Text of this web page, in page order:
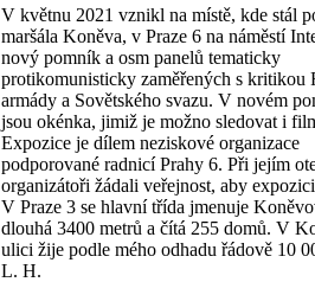
V květnu 2021 vznikl na místě, kde stál
maršála Koněva, v Praze 6 na náměstí
nový pomník a osm panelů tematicky
protikomunisticky zaměřených s kritikou
armády a Sovětského svazu. V novém
jsou okénka, jimiž je možno sledovat i
Expozice je dílem neziskové organizace
podporované radnicí Prahy 6. Při jejím
organizátoři žádali veřejnost, aby
V Praze 3 se hlavní třída jmenuje
dlouhá 3400 metrů a čítá 255 domů. V
ulici žije podle mého odhadu řádově 10
L. H.